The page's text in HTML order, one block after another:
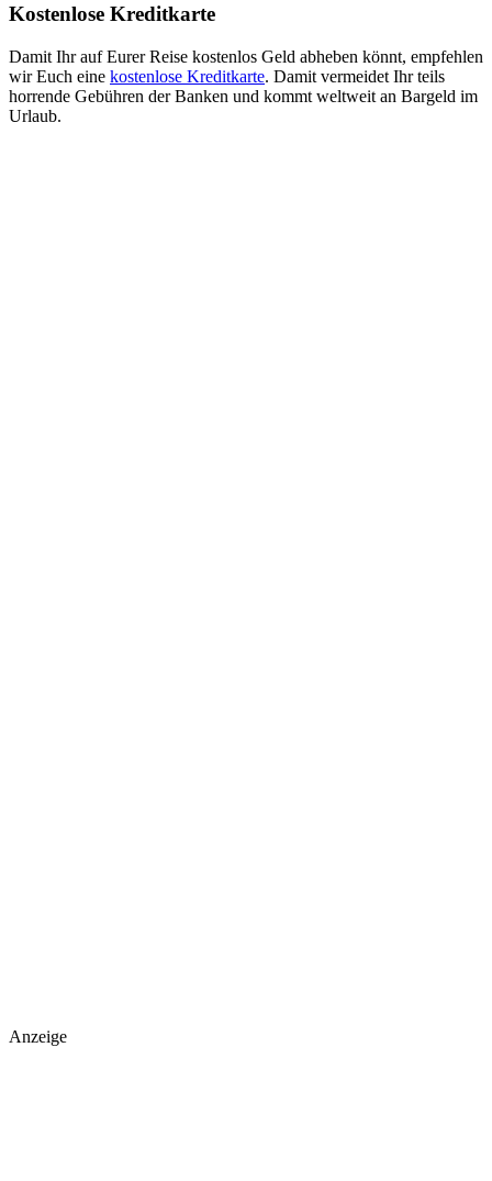
Kostenlose Kreditkarte
Damit Ihr auf Eurer Reise kostenlos Geld abheben könnt, empfehlen
wir Euch eine kostenlose Kreditkarte. Damit vermeidet Ihr teils
horrende Gebühren der Banken und kommt weltweit an Bargeld im
Urlaub.
Anzeige